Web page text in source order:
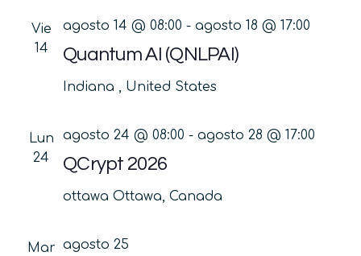
Vie
14
Quantum AI (QNLPAI)
agosto 14 @ 08:00 - agosto 18 @ 17:00
Indiana , United States
Lun
24
QCrypt 2026
agosto 24 @ 08:00 - agosto 28 @ 17:00
ottawa Ottawa, Canada
Mar agosto 25